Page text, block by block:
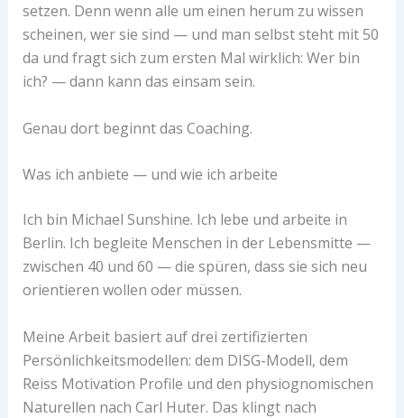
setzen. Denn wenn alle um einen herum zu wissen
scheinen, wer sie sind — und man selbst steht mit 50
da und fragt sich zum ersten Mal wirklich: Wer bin
ich? — dann kann das einsam sein.
Genau dort beginnt das Coaching.
Was ich anbiete — und wie ich arbeite
Ich bin Michael Sunshine. Ich lebe und arbeite in
Berlin. Ich begleite Menschen in der Lebensmitte —
zwischen 40 und 60 — die spüren, dass sie sich neu
orientieren wollen oder müssen.
Meine Arbeit basiert auf drei zertifizierten
Persönlichkeitsmodellen: dem DISG-Modell, dem
Reiss Motivation Profile und den physiognomischen
Naturellen nach Carl Huter. Das klingt nach